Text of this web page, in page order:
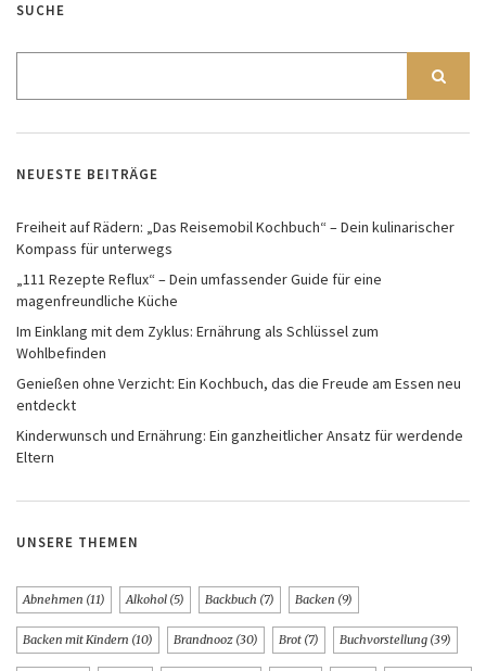
SUCHE
NEUESTE BEITRÄGE
Freiheit auf Rädern: „Das Reisemobil Kochbuch“ – Dein kulinarischer
Kompass für unterwegs
„111 Rezepte Reflux“ – Dein umfassender Guide für eine
magenfreundliche Küche
Im Einklang mit dem Zyklus: Ernährung als Schlüssel zum
Wohlbefinden
Genießen ohne Verzicht: Ein Kochbuch, das die Freude am Essen neu
entdeckt
Kinderwunsch und Ernährung: Ein ganzheitlicher Ansatz für werdende
Eltern
UNSERE THEMEN
Abnehmen (11) Alkohol (5) Backbuch (7) Backen (9)
Backen mit Kindern (10) Brandnooz (30) Brot (7) Buchvorstellung (39)